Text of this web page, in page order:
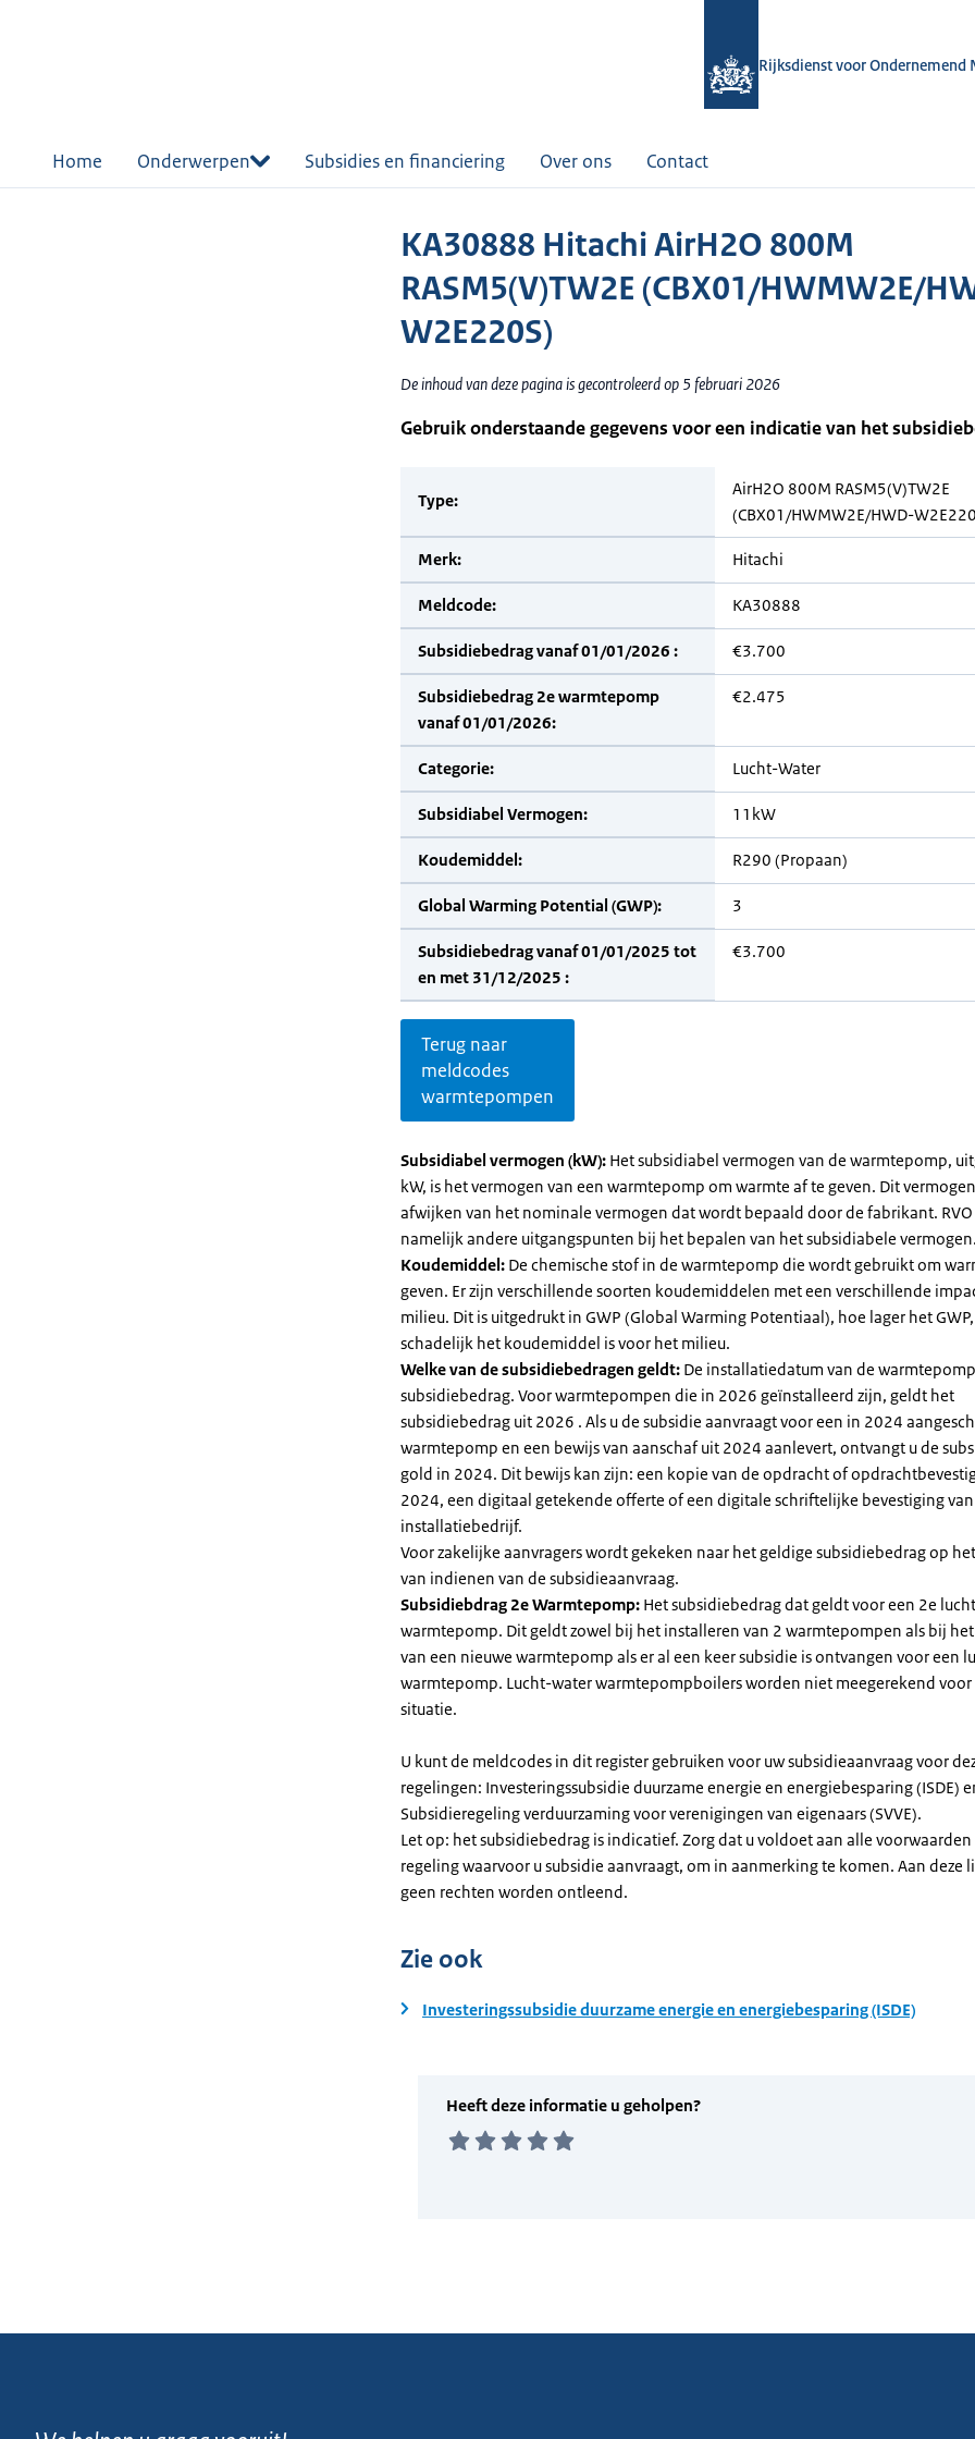
Rijksdienst voor Ondernemend
Home Onderwerpen Subsidies en financiering Over ons Contact
KA30888 Hitachi AirH2O 800M
RASM5(V)TW2E (CBX01/HWMW2E/
W2E220S)
De inhoud van deze pagina is gecontroleerd op 5 februari 2026
Gebruik onderstaande gegevens voor een indicatie van het
Type:
AirH2O 800M RASM5(V)TW2E
(CBX01/HWMW2E/HWD-
Merk: Hitachi
Meldcode: KA30888
Subsidiebedrag vanaf 01/01/2026 : €3.700
Subsidiebedrag 2e warmtepomp
vanaf 01/01/2026:
€2.475
Categorie: Lucht-Water
Subsidiabel Vermogen: 11kW
Koudemiddel: R290 (Propaan)
Global Warming Potential (GWP): 3
Subsidiebedrag vanaf 01/01/2025 tot
en met 31/12/2025 :
€3.700
Terug naar
meldcodes
warmtepompen
Subsidiabel vermogen (kW): Het subsidiabel vermogen van de warmtepomp,
kW, is het vermogen van een warmtepomp om warmte af te geven. Dit
afwijken van het nominale vermogen dat wordt bepaald door de fabrikant.
namelijk andere uitgangspunten bij het bepalen van het subsidiabele
Koudemiddel: De chemische stof in de warmtepomp die wordt gebruikt om
geven. Er zijn verschillende soorten koudemiddelen met een verschillende
milieu. Dit is uitgedrukt in GWP (Global Warming Potentiaal), hoe lager het
schadelijk het koudemiddel is voor het milieu.
Welke van de subsidiebedragen geldt: De installatiedatum van de
subsidiebedrag. Voor warmtepompen die in 2026 geïnstalleerd zijn, geldt het
subsidiebedrag uit 2026 . Als u de subsidie aanvraagt voor een in 2024
warmtepomp en een bewijs van aanschaf uit 2024 aanlevert, ontvangt u de
gold in 2024. Dit bewijs kan zijn: een kopie van de opdracht of
2024, een digitaal getekende offerte of een digitale schriftelijke bevestiging
installatiebedrijf.
Voor zakelijke aanvragers wordt gekeken naar het geldige subsidiebedrag op
van indienen van de subsidieaanvraag.
Subsidiebdrag 2e Warmtepomp: Het subsidiebedrag dat geldt voor een 2e
warmtepomp. Dit geldt zowel bij het installeren van 2 warmtepompen als bij
van een nieuwe warmtepomp als er al een keer subsidie is ontvangen voor een
warmtepomp. Lucht-water warmtepompboilers worden niet meegerekend voor
situatie.
U kunt de meldcodes in dit register gebruiken voor uw subsidieaanvraag voor
regelingen: Investeringssubsidie duurzame energie en energiebesparing (ISDE)
Subsidieregeling verduurzaming voor verenigingen van eigenaars (SVVE).
Let op: het subsidiebedrag is indicatief. Zorg dat u voldoet aan alle voorwaarden
regeling waarvoor u subsidie aanvraagt, om in aanmerking te komen. Aan deze
geen rechten worden ontleend.
Zie ook
Investeringssubsidie duurzame energie en energiebesparing (ISDE)